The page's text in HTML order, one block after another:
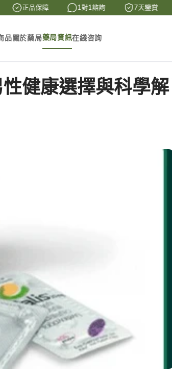
正品保障 1對1諮詢 7天鑒賞
品 關於藥局藥局資訊在綫咨詢
健康選擇與科學解